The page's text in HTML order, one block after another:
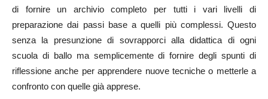
di fornire un archivio completo per tutti i vari livelli di
preparazione dai passi base a quelli più complessi. Questo
senza la presunzione di sovrapporci alla didattica di ogni
scuola di ballo ma semplicemente di fornire degli spunti di
riflessione anche per apprendere nuove tecniche o metterle a
confronto con quelle già apprese.